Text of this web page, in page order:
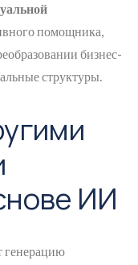
помощника,
бизнес-
структуры.
ИИ
генерацию